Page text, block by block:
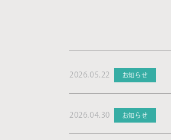
2026.05.22 お知らせ
2026.04.30 お知らせ